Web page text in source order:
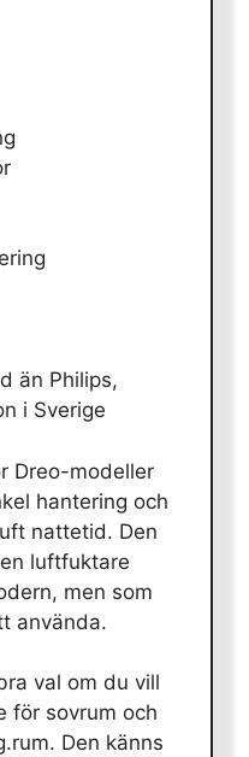
än Philips,
i Sverige
Dreo-modeller
hantering och
nattetid. Den
luftfuktare
men som
använda.
val om du vill
för sovrum och
Den känns